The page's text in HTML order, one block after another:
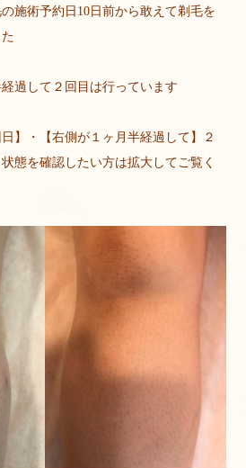
施術予約日10日前から敢えて剃毛を
過して２回目は行っています
】・【右側が１ヶ月半経過して】２
態を確認したい方は拡大してご覧く